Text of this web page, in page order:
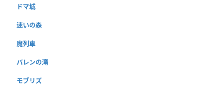
ドマ城
迷いの森
魔列車
バレンの滝
モブリズ